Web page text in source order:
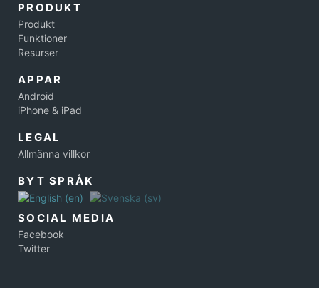
PRODUKT
Produkt
Funktioner
Resurser
APPAR
Android
iPhone & iPad
LEGAL
Allmänna villkor
BYT SPRÅK
SOCIAL MEDIA
Facebook
Twitter